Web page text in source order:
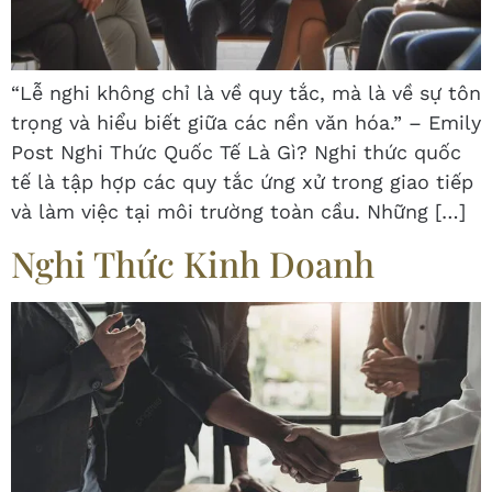
“Lễ nghi không chỉ là về quy tắc, mà là về sự tôn
trọng và hiểu biết giữa các nền văn hóa.” – Emily
Post Nghi Thức Quốc Tế Là Gì? Nghi thức quốc
tế là tập hợp các quy tắc ứng xử trong giao tiếp
và làm việc tại môi trường toàn cầu. Những […]
Nghi Thức Kinh Doanh